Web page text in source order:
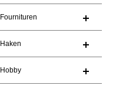
Fournituren
Haken
Hobby